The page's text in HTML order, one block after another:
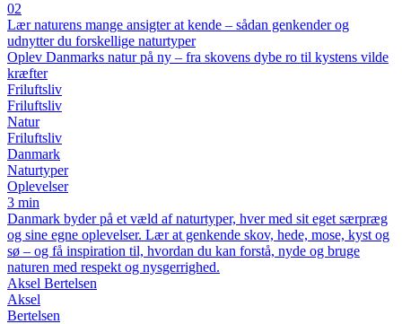
02
Lær naturens mange ansigter at kende – sådan genkender og
udnytter du forskellige naturtyper
Oplev Danmarks natur på ny – fra skovens dybe ro til kystens vilde
kræfter
Friluftsliv
Friluftsliv
Natur
Friluftsliv
Danmark
Naturtyper
Oplevelser
3 min
Danmark byder på et væld af naturtyper, hver med sit eget særpræg
og sine egne oplevelser. Lær at genkende skov, hede, mose, kyst og
sø – og få inspiration til, hvordan du kan forstå, nyde og bruge
naturen med respekt og nysgerrighed.
Aksel Bertelsen
Aksel
Bertelsen